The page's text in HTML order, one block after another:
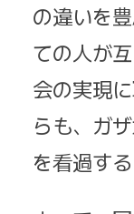
の違いを
ての人が
会の実現
らも、ガ
を看過す